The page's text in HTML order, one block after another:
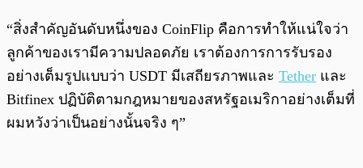
“สิ่งสำคัญอันดับหนึ่งของ CoinFlip คือการทำให้แน่ใจว่า
ลูกค้าของเรามีความปลอดภัย เราต้องการการรับรอง
อย่างเต็มรูปแบบว่า USDT มีเสถียรภาพและ Tether และ
Bitfinex ปฏิบัติตามกฎหมายของสหรัฐอเมริกาอย่างเต็มที่
ผมหวังว่าเป็นอย่างนั้นจริง ๆ”